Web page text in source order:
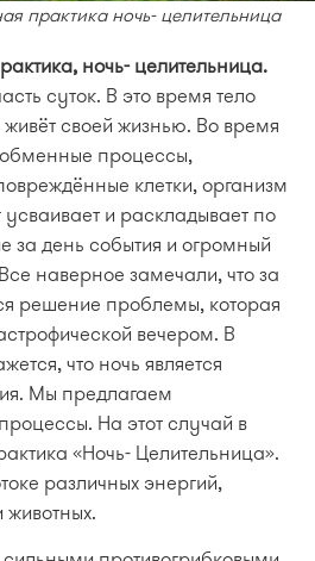
практика ночь- целительница
ночь- целительница.
суток. В это время тело
живёт своей жизнью. Во время
процессы,
клетки, организм
и раскладывает по
день события и огромный
наверное замечали, что за
решение проблемы, которая
вечером. В
что ночь является
Мы предлагаем
На этот случай в
«Ночь- Целительница».
различных энергий,